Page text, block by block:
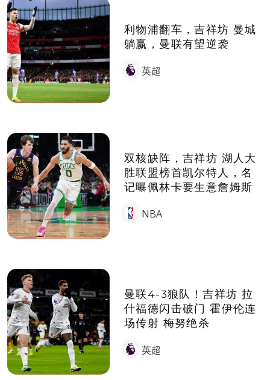
利物浦翻车，吉祥坊 曼城
躺赢，曼联有望逆袭
英超
双核缺阵，吉祥坊 湖人大
胜联盟榜首凯尔特人，名
记曝佩林卡要生意詹姆斯
NBA
曼联4-3狼队！吉祥坊 拉
什福德闪击破门 霍伊伦连
场传射 梅努绝杀
英超